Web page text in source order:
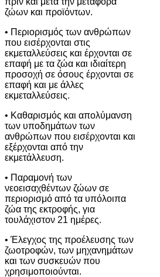
ζώων και προϊόντων.
• Περιορισμός των ανθρώπων
που εισέρχονται στις
εκμεταλλεύσεις και έρχονται σε
επαφή με τα ζώα και ιδιαίτερη
προσοχή σε όσους έρχονται σε
επαφή και με άλλες
εκμεταλλεύσεις.
• Καθαρισμός και απολύμανση
των υποδημάτων των
ανθρώπων που εισέρχονται και
εξέρχονται από την
εκμετάλλευση.
• Παραμονή των
νεοεισαχθέντων ζώων σε
περιορισμό από τα υπόλοιπα
ζώα της εκτροφής, για
τουλάχιστον 21 ημέρες.
• Έλεγχος της προέλευσης των
ζωοτροφών, των μηχανημάτων
και των συσκευών που
χρησιμοποιούνται.